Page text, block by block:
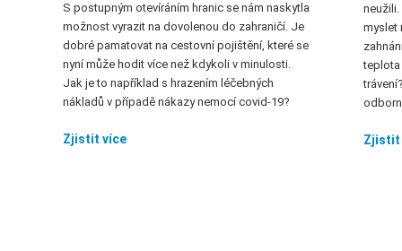
S postupným otevíráním hranic se nám naskytla
možnost vyrazit na dovolenou do zahraničí. Je
dobré pamatovat na cestovní pojištění, které se
nyní může hodit více než kdykoli v minulosti.
Jak je to například s hrazením léčebných
nákladů v případě nákazy nemocí covid-19?
Zjistit více
myslet
teplota
Zjistit